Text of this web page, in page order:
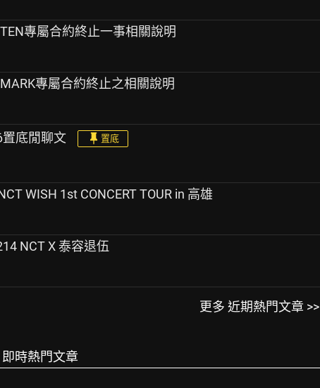
專屬合約終止一事相關說明
專屬合約終止之相關說明
置底閒聊文 置底
WISH 1st CONCERT TOUR in 高雄
NCT X 泰容退伍
更多 近期熱門文章 >>
時熱門文章